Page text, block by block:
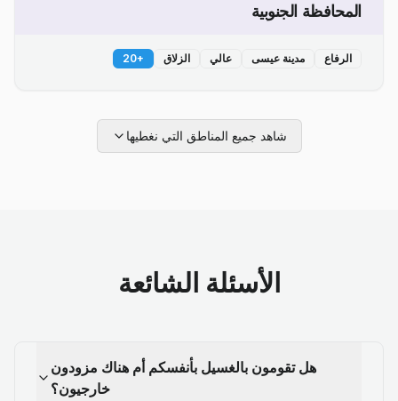
المحافظة الجنوبية
الرفاع مدينة عيسى عالي الزلاق +
20
شاهد جميع المناطق التي نغطيها
الأسئلة الشائعة
هل تقومون بالغسيل بأنفسكم أم هناك مزودون
خارجيون؟